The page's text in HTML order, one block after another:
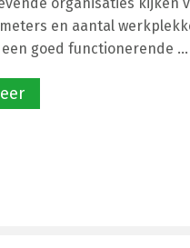
en aantal
goed functionerende ...